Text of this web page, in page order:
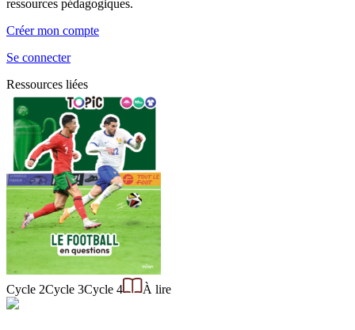
ressources pédagogiques.
Créer mon compte
Se connecter
Ressources liées
Cycle 2Cycle 3Cycle 4 À lire